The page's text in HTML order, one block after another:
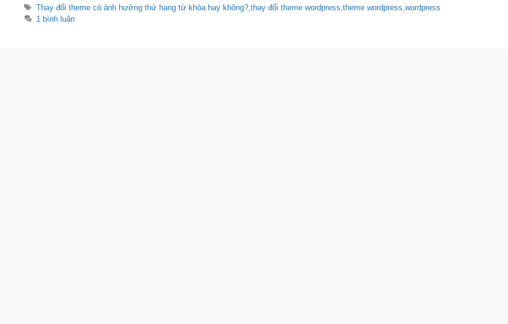
mục
Thẻ
Thay đổi theme có ảnh hưởng thứ hạng từ khóa hay không? ,thay đổi theme wordpress ,theme wordpress ,wordpress
1 bình luận